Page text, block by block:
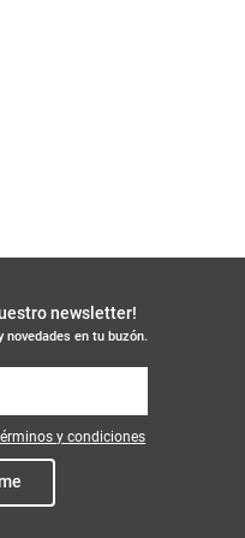
newsletter!
en tu buzón.
y condiciones